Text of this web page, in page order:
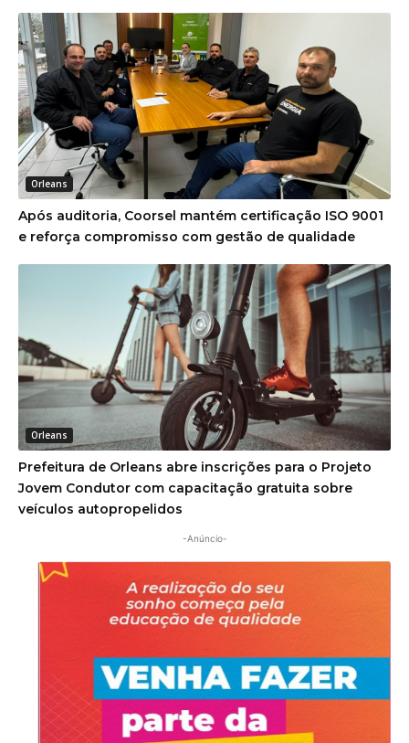
Orleans
Após auditoria, Coorsel mantém certificação ISO 9001
e reforça compromisso com gestão de qualidade
Orleans
Prefeitura de Orleans abre inscrições para o Projeto
Jovem Condutor com capacitação gratuita sobre
veículos autopropelidos
-Anúncio-